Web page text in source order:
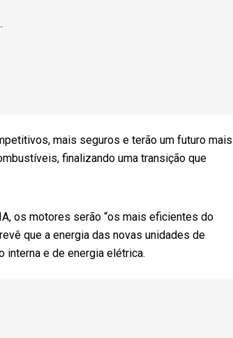
mais seguros e terão um futuro mais
finalizando uma transição que
os motores serão “os mais eficientes do
que a energia das novas unidades de
interna e de energia elétrica.